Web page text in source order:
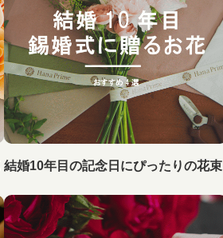
結婚10年目の記念日にぴったりの花束